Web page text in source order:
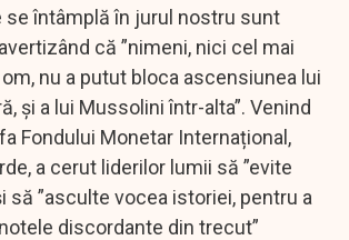
se întâmplă în jurul nostru sunt
că ”nimeni, nici cel mai
nu a putut bloca ascensiunea lui
și a lui Mussolini într-alta”. Venind
Fondului Monetar Internațional,
a cerut liderilor lumii să ”evite
să ”asculte vocea istoriei, pentru a
discordante din trecut”